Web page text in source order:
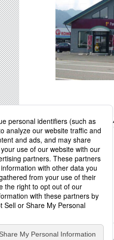
松山建設株式会社(旧:
家族が集まる。 あ
たたかリフォー
ム。